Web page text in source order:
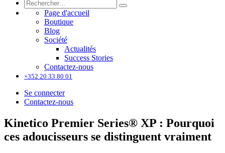
Page d'accueil
Boutique
Blog
Société
Actualités
Success Stories
Contactez-nous
+352 20 33 80 01
Se connecter
Contactez-nous
Kinetico Premier Series® XP : Pourquoi
ces adoucisseurs se distinguent vraiment